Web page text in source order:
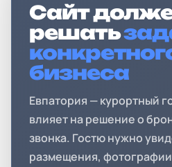
Сайт
решать
бизнеса
Евпатория — курортный
влияет на решение о
звонка. Гостю нужно
размещения,